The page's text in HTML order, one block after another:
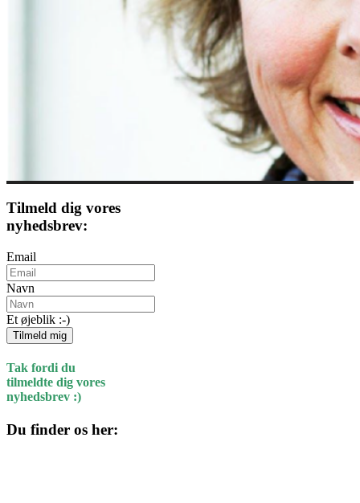
Tilmeld dig vores
nyhedsbrev:
Email
Navn
Et øjeblik :-)
Tilmeld mig
Tak fordi du
tilmeldte dig vores
nyhedsbrev :)
Du finder os her: